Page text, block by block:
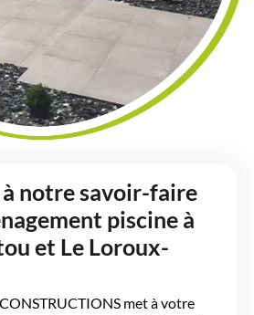
notre savoir-faire
piscine à
et Le Loroux-
met à votre